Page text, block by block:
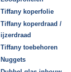
Tiffany koperfolie
Tiffany koperdraad /
ijzerdraad
Tiffany toebehoren
Nuggets